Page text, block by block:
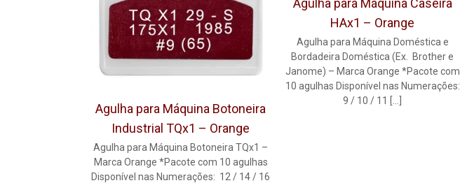
Agulha para Máquina Botoneira
Industrial TQx1 – Orange
Agulha para Máquina Botoneira TQx1 –
Marca Orange *Pacote com 10 agulhas
Disponível nas Numerações: 12 / 14 / 16
Agulha para Máquina Caseira
HAx1 – Orange
Agulha para Máquina Doméstica e
Bordadeira Doméstica (Ex. Brother e
Janome) – Marca Orange *Pacote com
10 agulhas Disponível nas Numerações:
9 / 10 / 11